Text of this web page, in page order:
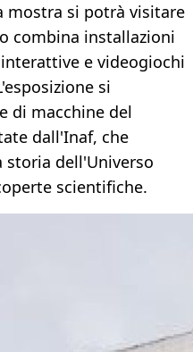
mostra si potrà visitare
combina installazioni
e videogiochi
si
di macchine del
dall'Inaf, che
storia dell'Universo
scientifiche.